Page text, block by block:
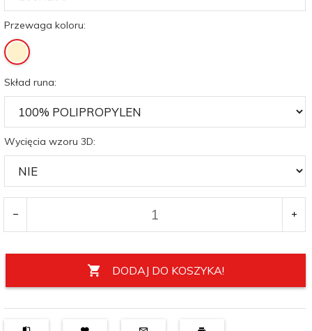
Przewaga koloru:
Skład runa:
Wycięcia wzoru 3D:
DODAJ DO KOSZYKA!